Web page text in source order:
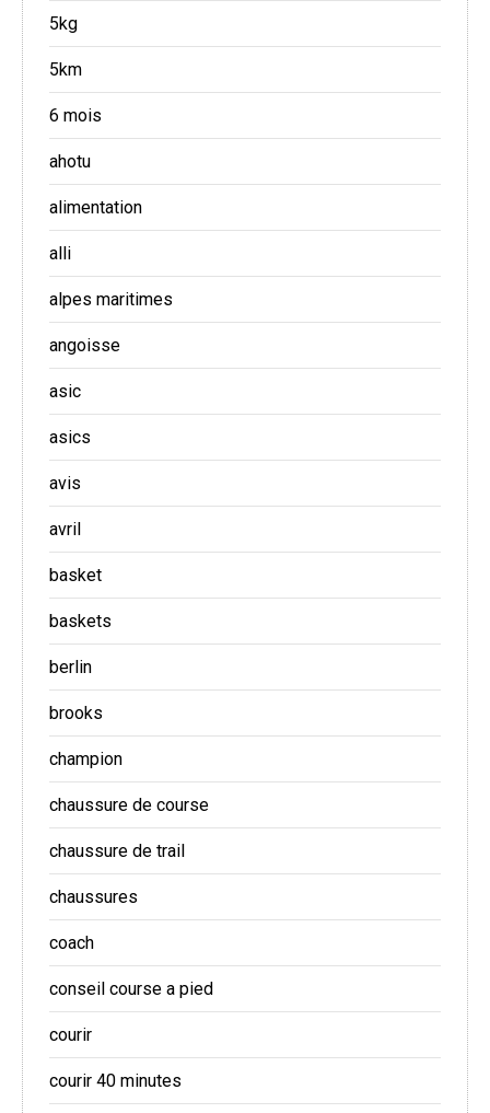
5kg
5km
6 mois
ahotu
alimentation
alli
alpes maritimes
angoisse
asic
asics
avis
avril
basket
baskets
berlin
brooks
champion
chaussure de course
chaussure de trail
chaussures
coach
conseil course a pied
courir
courir 40 minutes